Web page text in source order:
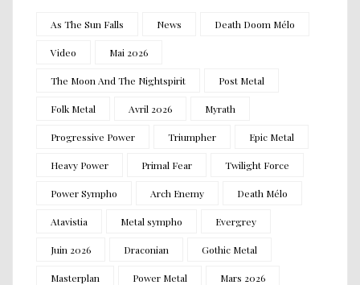
As The Sun Falls News Death Doom Mélo
Video Mai 2026
The Moon And The Nightspirit Post Metal
Folk Metal Avril 2026 Myrath
Progressive Power Triumpher Epic Metal
Heavy Power Primal Fear Twilight Force
Power Sympho Arch Enemy Death Mélo
Atavistia Metal sympho Evergrey
Juin 2026 Draconian Gothic Metal
Masterplan Power Metal Mars 2026